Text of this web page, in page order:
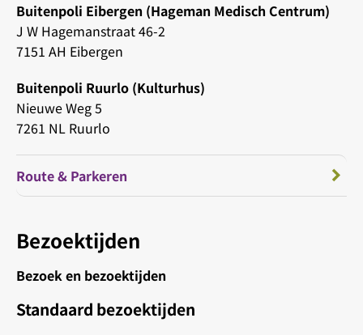
Buitenpoli Eibergen (Hageman Medisch Centrum)
J W Hagemanstraat 46-2
7151 AH Eibergen
Buitenpoli Ruurlo (Kulturhus)
Nieuwe Weg 5
7261 NL Ruurlo
Route & Parkeren
Bezoektijden
Bezoek en bezoektijden
Standaard bezoektijden